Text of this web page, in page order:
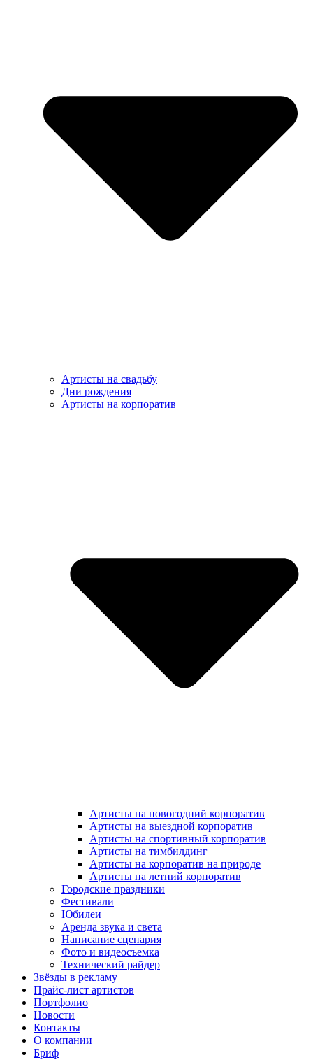
Артисты на свадьбу
Дни рождения
Артисты на корпоратив
Артисты на новогодний корпоратив
Артисты на выездной корпоратив
Артисты на спортивный корпоратив
Артисты на тимбилдинг
Артисты на корпоратив на природе
Артисты на летний корпоратив
Городские праздники
Фестивали
Юбилеи
Аренда звука и света
Написание сценария
Фото и видеосъемка
Технический райдер
Звёзды в рекламу
Прайс-лист артистов
Портфолио
Новости
Контакты
О компании
Бриф